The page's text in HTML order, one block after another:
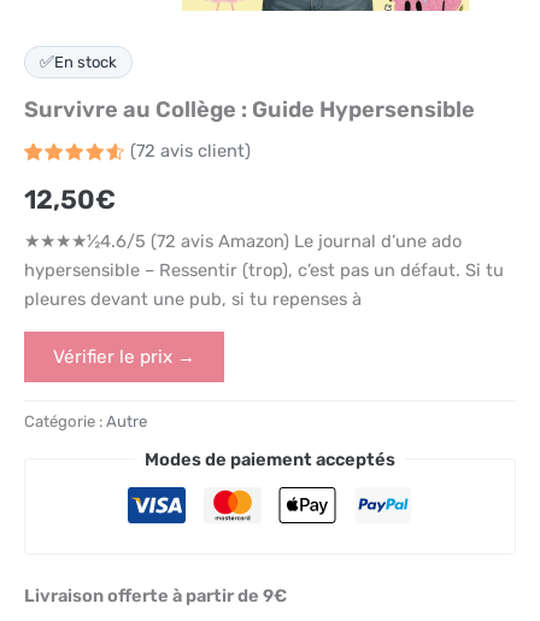
✅En stock
Survivre au Collège : Guide Hypersensible
sur 5
basé
notations
client
(72 avis client)
12,50€
★★★★½4.6/5 (72 avis Amazon) Le journal d’une ado
hypersensible – Ressentir (trop), c’est pas un défaut. Si tu
pleures devant une pub, si tu repenses à
Vérifier le prix →
Catégorie : Autre
Modes de paiement acceptés
Livraison offerte à partir de 9€